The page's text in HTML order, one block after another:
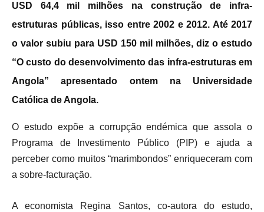
USD 64,4 mil milhões na construção de infra-
estruturas públicas, isso entre 2002 e 2012. Até 2017
o valor subiu para USD 150 mil milhões, diz o estudo
“O custo do desenvolvimento das infra-estruturas em
Angola” apresentado ontem na Universidade
Católica de Angola.
O estudo expõe a corrupção endémica que assola o
Programa de Investimento Público (PIP) e ajuda a
perceber como muitos “marimbondos” enriqueceram com
a sobre-facturação.
A economista Regina Santos, co-autora do estudo,